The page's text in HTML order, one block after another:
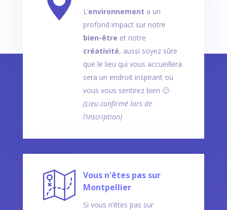
L’environnement a un
profond impact sur notre
bien-être et notre
créativité, aussi soyez sûre
que le lieu qui vous accueillera
sera un endroit inspirant où
vous vous sentirez bien 🙂
(Lieu confirmé lors de
l’inscription)
Vous n'êtes pas sur
Montpellier
Si vous n’êtes pas sur